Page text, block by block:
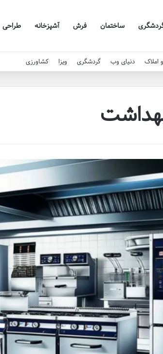
ساختمان فرش آشپزخانه طراحی
دنیای وب گردشگری ویزا کشاورزی